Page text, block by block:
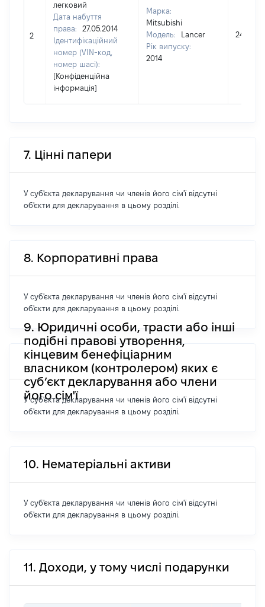
2
легковий
Дата набуття
права:
27.05.2014
Ідентифікаційний
номер (VIN-код,
номер шасі):
[Конфіденційна
інформація]
Марка:
Mitsubishi
Модель:
Lancer
Рік випуску:
2014
246750
7. Цінні папери
У суб'єкта декларування чи членів його сім'ї відсутні
об'єкти для декларування в цьому розділі.
8. Корпоративні права
У суб'єкта декларування чи членів його сім'ї відсутні
об'єкти для декларування в цьому розділі.
9. Юридичні особи, трасти або інші
подібні правові утворення,
кінцевим бенефіціарним
власником (контролером) яких є
суб’єкт декларування або члени
його сім'ї
У суб'єкта декларування чи членів його сім'ї відсутні
об'єкти для декларування в цьому розділі.
10. Нематеріальні активи
У суб'єкта декларування чи членів його сім'ї відсутні
об'єкти для декларування в цьому розділі.
11. Доходи, у тому числі подарунки